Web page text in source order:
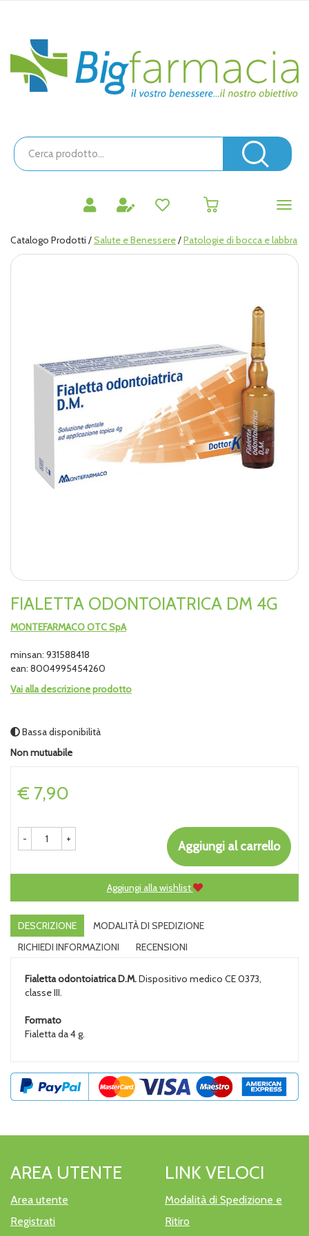
principaleBigfarmacia
Cerca
Prodotto
Catalogo Prodotti /Salute e Benessere/Patologie di bocca e labbra
FIALETTA ODONTOIATRICA DM 4G
MONTEFARMACO OTC SpA
minsan: 931588418
ean: 8004995454260
Vai alla descrizione prodotto
Bassa disponibilità
Non mutuabile
Prezzo
€ 7,90
- + Aggiungi al carrello
Aggiungi alla wishlist
DESCRIZIONE
MODALITÀ DI SPEDIZIONE
RICHIEDI INFORMAZIONI
RECENSIONI
Fialetta odontoiatrica D.M.Dispositivo medico CE 0373,
classe III.
Formato
Fialetta da 4 g.
AREA UTENTE
Area utente
Registrati
LINK VELOCI
Modalità di Spedizione e
Ritiro